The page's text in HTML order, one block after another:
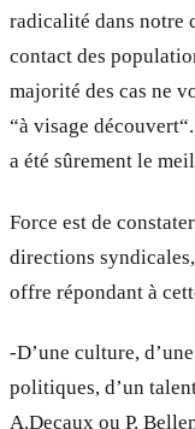
radicalité dans notre
contact des
majorité des cas ne
“à visage
a été sûrement le
Force est de
directions
offre répondant à
-D’une culture,
politiques, d’un
A.Decaux ou P.